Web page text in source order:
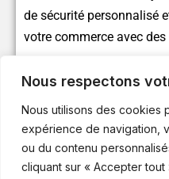
Nous respectons
Nous utilisons des cookies
expérience de navigation,
ou du contenu
cliquant sur « Accepter
de sécurité personnalisé
votre commerce avec
Article précédent